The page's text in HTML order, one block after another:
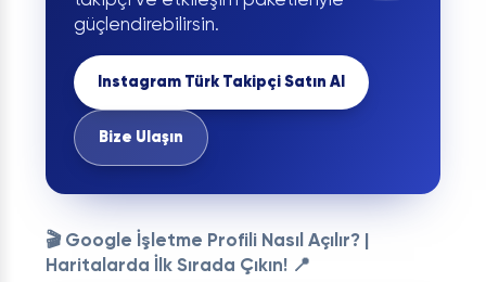
güçlendirebilirsin.
Instagram Türk Takipçi Satın Al
Bize Ulaşın
🎬 Google İşletme Profili Nasıl Açılır? |
Haritalarda İlk Sırada Çıkın! 📍